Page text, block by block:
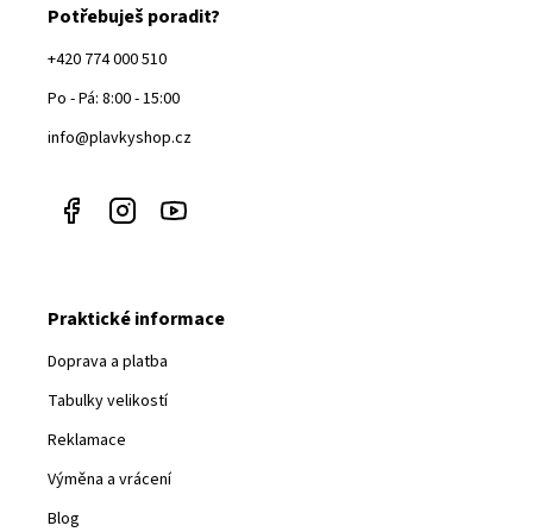
Potřebuješ poradit?
+420 774 000 510
Po - Pá: 8:00 - 15:00
info@plavkyshop.cz
Praktické informace
Doprava a platba
Tabulky velikostí
Reklamace
Výměna a vrácení
Blog